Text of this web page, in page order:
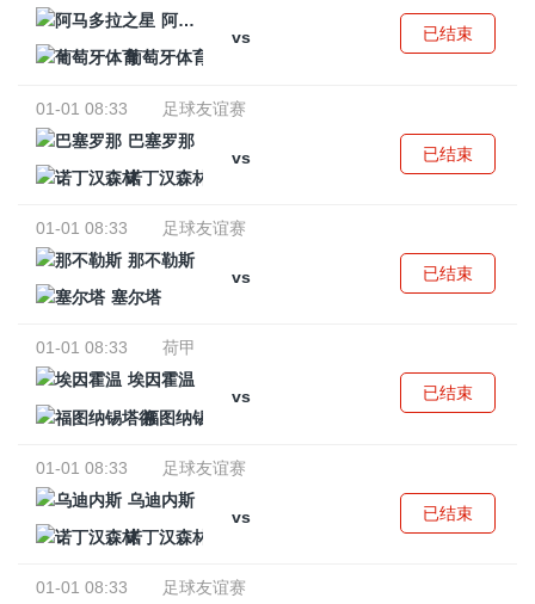
阿马多拉之星
vs
葡萄牙体育
已结束
01-01 08:33
足球友谊赛
巴塞罗那
vs
诺丁汉森林
已结束
01-01 08:33
足球友谊赛
那不勒斯
vs
塞尔塔
已结束
01-01 08:33
荷甲
埃因霍温
vs
福图纳锡塔德
已结束
01-01 08:33
足球友谊赛
乌迪内斯
vs
诺丁汉森林
已结束
01-01 08:33
足球友谊赛